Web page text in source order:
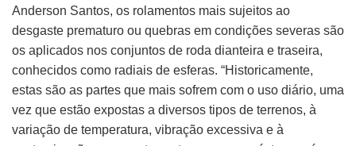
Anderson Santos, os rolamentos mais sujeitos ao
desgaste prematuro ou quebras em condições severas são
os aplicados nos conjuntos de roda dianteira e traseira,
conhecidos como radiais de esferas. “Historicamente,
estas são as partes que mais sofrem com o uso diário, uma
vez que estão expostas a diversos tipos de terrenos, à
variação de temperatura, vibração excessiva e à